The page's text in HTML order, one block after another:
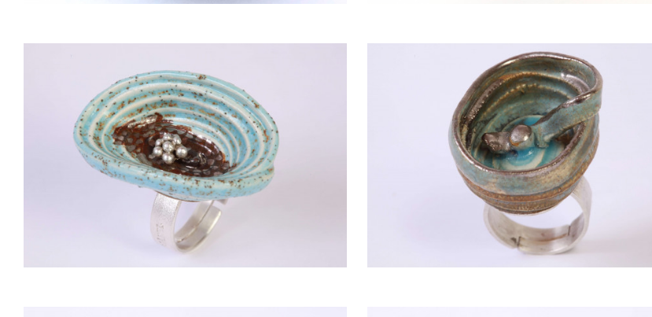
ACQUISTARE ACQUISTARE